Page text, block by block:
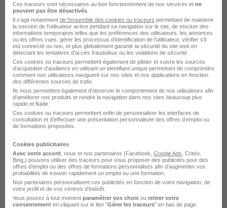
Ces offres pourraient aussi
vous intéresser
Chauffeur SPL Régional Nuit H/F
Mauffrey
Voir l’offre
il y a 9 jours
Ces traceurs sont nécessaires au bon fonctionnement de nos services et ne
peuvent pas être désactivés
Il s'agit notamment de l'ensemble des cookies ou traceurs permettant de maintenir
la session de l'utilisateur active pendant sa navigation sur le site, de stocker des
informations temporaires telles que les préférences des utilisateurs, les annonces
ou les offres vues, gérer les processus d'identification de l'utilisateur, vérifier s'il
est connecté ou non, et plus globalement garantir la sécurité du site web en
détectant les tentatives d'accès frauduleux ou les violations de sécurité.
Ces cookies ou traceurs permettent également de piloter et suivre les sources
d'acquisition d'audience en utilisant un identifiant unique permettant de comprendre
comment nos utilisateurs naviguent sur nos sites et nos applications en fonction
des différentes sources de trafic.
Ils nous permettent également d’observer le comportement de nos utilisateurs afin
d'améliorer nos produits et rendre la navigation dans nos sites beaucoup plus
rapide et fluide.
Ces cookies ou traceurs permettent enfin de personnaliser les interfaces de
consultation et d'effectuer une présentation personnalisée des offres d'emploi ou
de formations proposées.
Cookies publicitaires
Avec votre accord , nous et nos partenaires (Facebook, Google Ads , Critéo,
Bing,) pouvons utiliser des traceurs pour vous proposer des publicités pour des
offres d’emploi ou des offres de formations personnalisés afin d’augmenter vos
probabilités de trouver rapidement un emploi ou une formation.
Nos partenaires personnalisent ces publicités en fonction de votre navigation, de
votre profil et de vos centres d’intérêt.
Vous pouvez à tout moment paramétrer vos choix ou retirer votre
consentement en cliquant sur le lien "Gérer les traceurs" en bas de page.